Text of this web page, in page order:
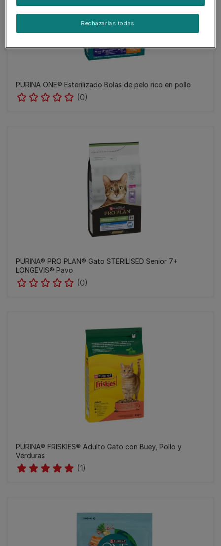
PURINA ONE® Esterilizado Bolas de pelo rico en pollo
(0)
PURINA® PRO PLAN® Gato STERILISED Senior 7+
LONGEVIS® Pavo
(0)
PURINA® FRISKIES® Adulto Gato con Buey, Pollo y
Verduras
(1)
Rechazarlas todas